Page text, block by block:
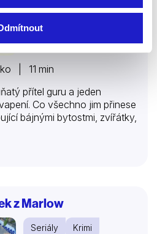
| 11 min
přítel guru a jeden
Co všechno jim přinese
bájnými bytostmi, zvířátky,
z Marlow
Seriály
Krimi